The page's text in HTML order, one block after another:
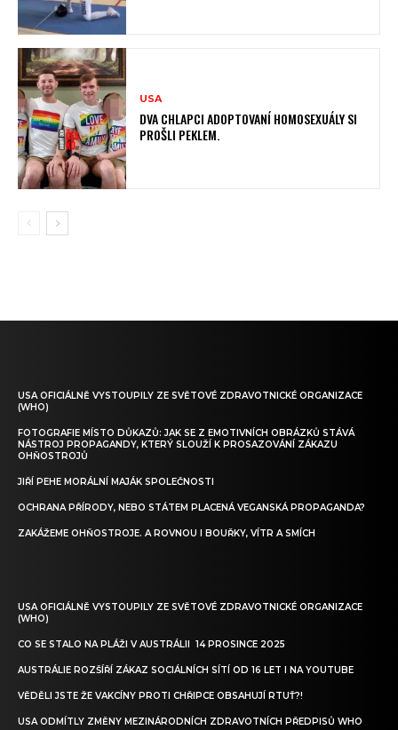
USA
DVA CHLAPCI ADOPTOVANÍ HOMOSEXUÁLY SI
PROŠLI PEKLEM.
USA OFICIÁLNĚ VYSTOUPILY ZE SVĚTOVÉ ZDRAVOTNICKÉ ORGANIZACE
(WHO)
FOTOGRAFIE MÍSTO DŮKAZŮ: JAK SE Z EMOTIVNÍCH OBRÁZKŮ STÁVÁ
NÁSTROJ PROPAGANDY, KTERÝ SLOUŽÍ K PROSAZOVÁNÍ ZÁKAZU
OHŇOSTROJŮ
JIŘÍ PEHE MORÁLNÍ MAJÁK SPOLEČNOSTI
OCHRANA PŘÍRODY, NEBO STÁTEM PLACENÁ VEGANSKÁ PROPAGANDA?
ZAKÁŽEME OHŇOSTROJE. A ROVNOU I BOUŘKY, VÍTR A SMÍCH
USA OFICIÁLNĚ VYSTOUPILY ZE SVĚTOVÉ ZDRAVOTNICKÉ ORGANIZACE
(WHO)
CO SE STALO NA PLÁŽI V AUSTRÁLII 14 PROSINCE 2025
AUSTRÁLIE ROZŠÍŘÍ ZÁKAZ SOCIÁLNÍCH SÍTÍ OD 16 LET I NA YOUTUBE
VĚDĚLI JSTE ŽE VAKCÍNY PROTI CHŘIPCE OBSAHUJÍ RTUŤ?!
USA ODMÍTLY ZMĚNY MEZINÁRODNÍCH ZDRAVOTNÍCH PŘEDPISŮ WHO